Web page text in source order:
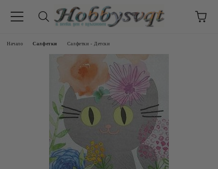
Начало Салфетки Салфетки - Детски